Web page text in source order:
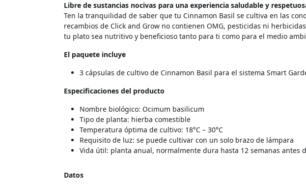
Libre de sustancias nocivas para una experiencia saludable y
Ten la tranquilidad de saber que tu Cinnamon Basil se cultiva en las
recambios de Click and Grow no contienen OMG, pesticidas ni
tu plato sea nutritivo y beneficioso tanto para ti como para el medio
El paquete incluye
3 cápsulas de cultivo de Cinnamon Basil para el sistema Smart
Especificaciones del producto
Nombre biológico: Ocimum basilicum
Tipo de planta: hierba comestible
Temperatura óptima de cultivo: 18°C – 30°C
Requisito de luz: se puede cultivar con un solo brazo de lámpara
Vida útil: planta anual, normalmente dura hasta 12 semanas antes
Datos